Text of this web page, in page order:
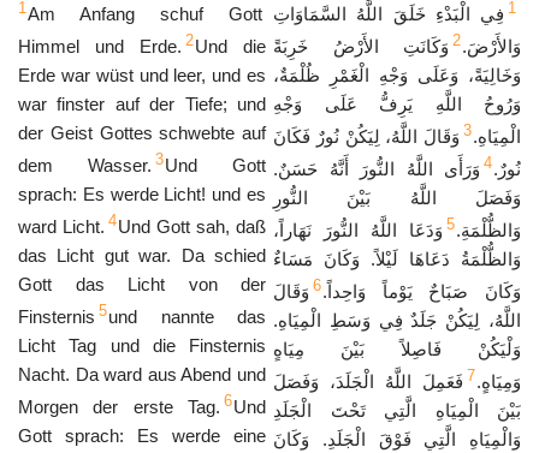
1 فِي الْبَدْءِ خَلَقَ اللَّهُ السَّمَاوَاتِ
وَالأَرْضَ.2 وَكَانَتِ الأَرْضُ خَرِبَةً
وَخَالِيَةً، وَعَلَى وَجْهِ الْغَمْرِ ظُلْمَةٌ،
وَرُوحُ اللَّهِ يَرِفُّ عَلَى وَجْهِ
الْمِيَاهِ.3 وَقَالَ اللَّهُ، لِيَكُنْ نُورٌ فَكَانَ
نُورٌ.4 وَرَأَى اللَّهُ النُّورَ أَنَّهُ حَسَنٌ.
وَفَصَلَ اللَّهُ بَيْنَ النُّورِ
وَالظُّلْمَةِ.5 وَدَعَا اللَّهُ النُّورَ نَهَاراً،
وَالظُّلْمَةُ دَعَاهَا لَيْلاً. وَكَانَ مَسَاءٌ
وَكَانَ صَبَاحٌ يَوْماً وَاحِداً.6 وَقَالَ
اللَّهُ، لِيَكُنْ جَلَدٌ فِي وَسَطِ الْمِيَاهِ.
وَلْيَكُنْ فَاصِلاً بَيْنَ مِيَاهٍ
وَمِيَاهٍ.7 فَعَمِلَ اللَّهُ الْجَلَدَ، وَفَصَلَ
بَيْنَ الْمِيَاهِ الَّتِي تَحْتَ الْجَلَدِ
وَالْمِيَاهِ الَّتِي فَوْقَ الْجَلَدِ. وَكَانَ
1Am Anfang schuf Gott
Himmel und Erde. 2Und die
Erde war wüst und leer, und es
war finster auf der Tiefe; und
der Geist Gottes schwebte auf
dem Wasser. 3Und Gott
sprach: Es werde Licht! und es
ward Licht. 4Und Gott sah, daß
das Licht gut war. Da schied
Gott das Licht von der
Finsternis 5und nannte das
Licht Tag und die Finsternis
Nacht. Da ward aus Abend und
Morgen der erste Tag. 6Und
Gott sprach: Es werde eine